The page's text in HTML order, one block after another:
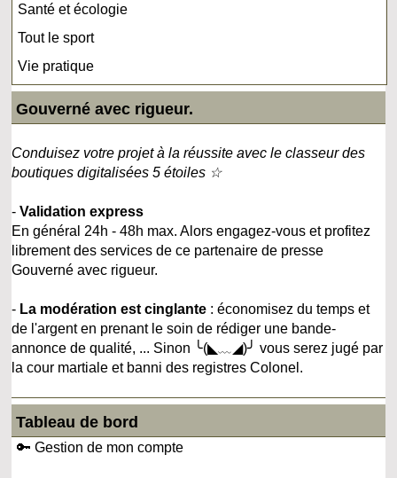
Santé et écologie
Tout le sport
Vie pratique
Gouverné avec rigueur.
Conduisez votre projet à la réussite avec le classeur des
boutiques digitalisées 5 étoiles ☆
-Validation express
En général 24h - 48h max. Alors engagez-vous et profitez
librement des services de ce partenaire de presse
Gouverné avec rigueur.
- La modération est cinglante : économisez du temps et
de l'argent en prenant le soin de rédiger une bande-
annonce de qualité, ... Sinon ╰(◣﹏◢)╯ vous serez jugé par
la cour martiale et banni des registres Colonel.
Tableau de bord
🔑 Gestion de mon compte